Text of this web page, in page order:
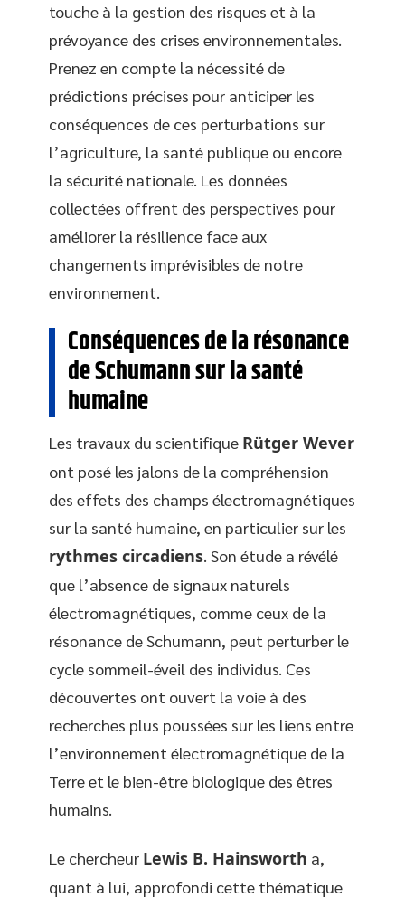
touche à la gestion des risques et à la
prévoyance des crises environnementales.
Prenez en compte la nécessité de
prédictions précises pour anticiper les
conséquences de ces perturbations sur
l’agriculture, la santé publique ou encore
la sécurité nationale. Les données
collectées offrent des perspectives pour
améliorer la résilience face aux
changements imprévisibles de notre
environnement.
Conséquences de la résonance
de Schumann sur la santé
humaine
Les travaux du scientifique Rütger Wever
ont posé les jalons de la compréhension
des effets des champs électromagnétiques
sur la santé humaine, en particulier sur les
rythmes circadiens. Son étude a révélé
que l’absence de signaux naturels
électromagnétiques, comme ceux de la
résonance de Schumann, peut perturber le
cycle sommeil-éveil des individus. Ces
découvertes ont ouvert la voie à des
recherches plus poussées sur les liens entre
l’environnement électromagnétique de la
Terre et le bien-être biologique des êtres
humains.
Le chercheur Lewis B. Hainsworth a,
quant à lui, approfondi cette thématique